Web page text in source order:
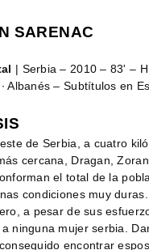
SARENAC
| Serbia – 2010 – 83' –
Albanés – Subtítulos en
de Serbia, a cuatro
cercana, Dragan,
el total de la
condiciones muy
a pesar de sus
ninguna mujer serbia.
encontrar